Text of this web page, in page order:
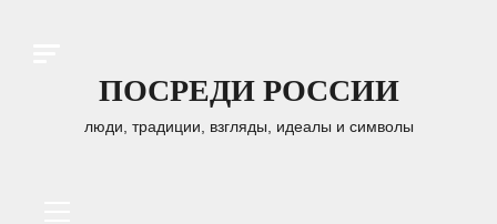
ПОСРЕДИ РОССИИ
люди, традиции, взгляды, идеалы и символы